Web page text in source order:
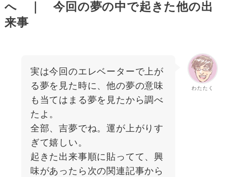
へ ｜ 今回の夢の中で起きた他の出
来事
わたたく
実は今回のエレベーターで上が
る夢を見た時に、他の夢の意味
も当てはまる夢を見たから調べ
たよ。
全部、吉夢でね。運が上がりす
ぎて嬉しい。
起きた出来事順に貼ってて、興
味があったら次の関連記事から